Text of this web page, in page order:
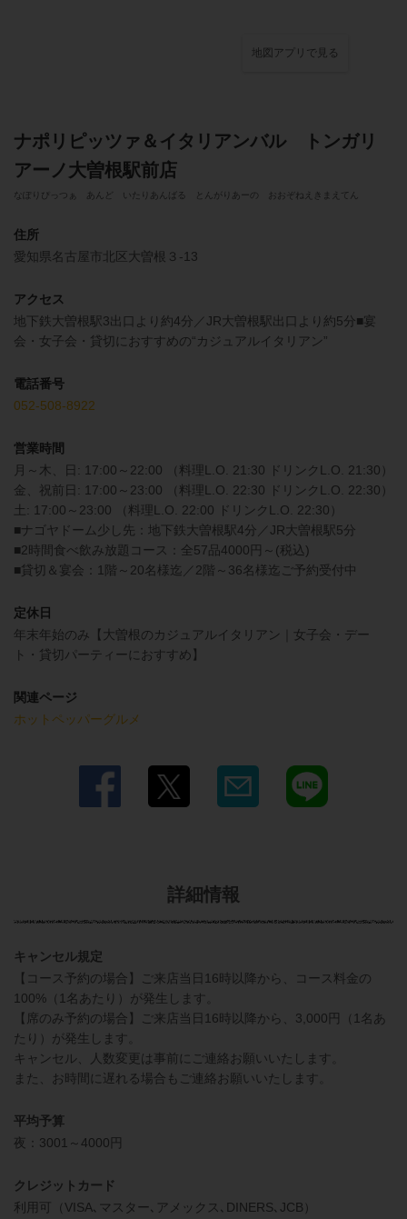
地図アプリで見る
ナポリピッツァ＆イタリアンバル トンガリ
アーノ大曽根駅前店
なぽりぴっつぁ あんど いたりあんばる とんがりあーの おおぞねえきまえてん
住所
愛知県名古屋市北区大曽根３-13
アクセス
地下鉄大曽根駅3出口より約4分／JR大曽根駅出口より約5分■宴
会・女子会・貸切におすすめの“カジュアルイタリアン”
電話番号
052-508-8922
営業時間
月～木、日: 17:00～22:00 （料理L.O. 21:30 ドリンクL.O. 21:30）
金、祝前日: 17:00～23:00 （料理L.O. 22:30 ドリンクL.O. 22:30）
土: 17:00～23:00 （料理L.O. 22:00 ドリンクL.O. 22:30）
■ナゴヤドーム少し先：地下鉄大曽根駅4分／JR大曽根駅5分
■2時間食べ飲み放題コース：全57品4000円～(税込)
■貸切＆宴会：1階～20名様迄／2階～36名様迄ご予約受付中
定休日
年末年始のみ【大曽根のカジュアルイタリアン｜女子会・デー
ト・貸切パーティーにおすすめ】
関連ページ
ホットペッパーグルメ
詳細情報
キャンセル規定
【コース予約の場合】ご来店当日16時以降から、コース料金の
100%（1名あたり）が発生します。
【席のみ予約の場合】ご来店当日16時以降から、3,000円（1名あ
たり）が発生します。
キャンセル、人数変更は事前にご連絡お願いいたします。
また、お時間に遅れる場合もご連絡お願いいたします。
平均予算
夜：3001～4000円
クレジットカード
利用可（VISA､マスター､アメックス､DINERS､JCB）